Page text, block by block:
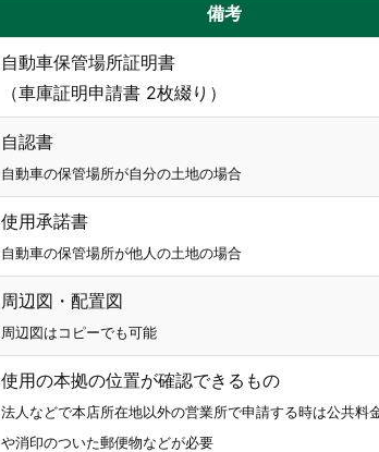
備考
自動車保管場所証明書
（車庫証明申請書 2枚綴り）
自認書
自動車の保管場所が自分の土地の場合
使用承諾書
自動車の保管場所が他人の土地の場合
周辺図・配置図
周辺図はコピーでも可能
使用の本拠の位置が確認できるもの
法人などで本店所在地以外の営業所で申請する時は公共料
や消印のついた郵便物などが必要